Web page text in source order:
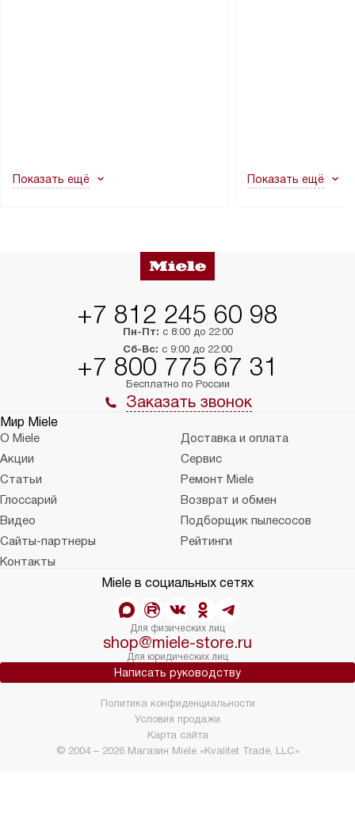
в гарантийном ремонте в будущем.
Показать ещё
не включаются:
Показать ещё
+7 812 245 60 98
Пн-Пт: с 8:00 до 22:00
Сб-Вс: с 9:00 до 22:00
+7 800 775 67 31
Бесплатно по России
Заказать звонок
Мир Miele
О Miele
Доставка и оплата
Акции
Сервис
Статьи
Ремонт Miele
Глоссарий
Возврат и обмен
Видео
Подборщик пылесосов
Сайты-партнеры
Рейтинги
Контакты
Miele в социальных сетях
Для физических лиц
shop@miele-store.ru
Для юридических лиц
Написать руководству
© 2004 – 2026 Магазин Miele «Kvalitet Trade, LLC»
Политика конфиденциальности
Условия продажи
Карта сайта